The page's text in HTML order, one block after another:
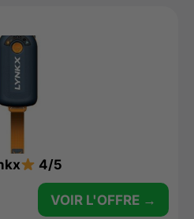
4/5
VOIR L'OFFRE →